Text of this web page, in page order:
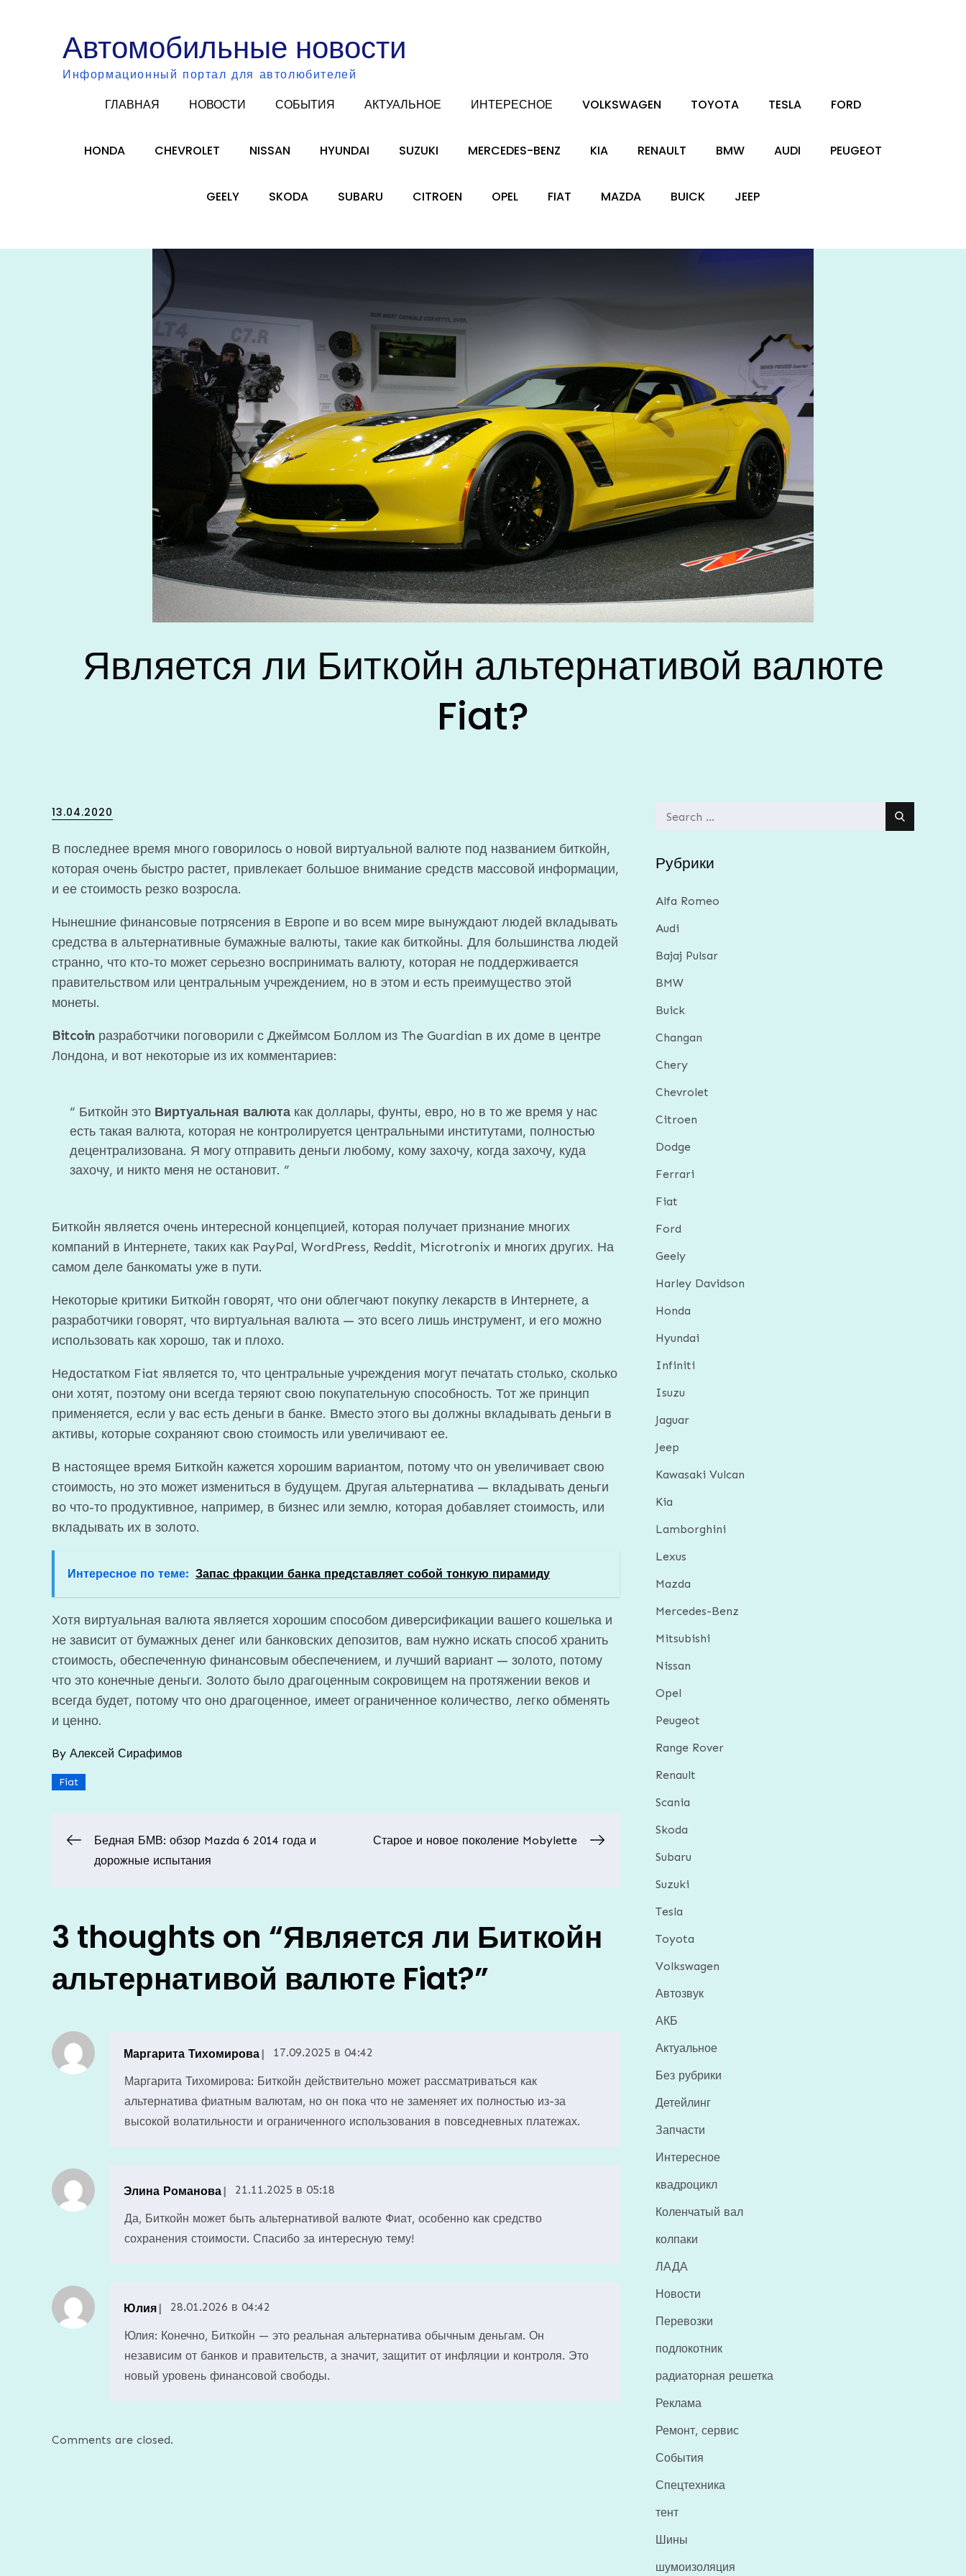
Автомобильные новости
Информационный портал для автолюбителей
ГЛАВНАЯ НОВОСТИ СОБЫТИЯ АКТУАЛЬНОЕ ИНТЕРЕСНОЕ VOLKSWAGEN TOYOTA TESLA FORD
HONDA CHEVROLET NISSAN HYUNDAI SUZUKI MERCEDES-BENZ KIA RENAULT BMW AUDI PEUGEOT
GEELY SKODA SUBARU CITROEN OPEL FIAT MAZDA BUICK JEEP
Является ли Биткойн альтернативой валюте
Fiat?
Posted
13.04.2020
В последнее время много говорилось о новой виртуальной валюте под названием биткойн,
которая очень быстро растет, привлекает большое внимание средств массовой информации,
и ее стоимость резко возросла.
Нынешние финансовые потрясения в Европе и во всем мире вынуждают людей вкладывать
средства в альтернативные бумажные валюты, такие как биткойны. Для большинства людей
странно, что кто-то может серьезно воспринимать валюту, которая не поддерживается
правительством или центральным учреждением, но в этом и есть преимущество этой
монеты.
Bitcoin разработчики поговорили с Джеймсом Боллом из The Guardian в их доме в центре
Лондона, и вот некоторые из их комментариев:
Биткойн это Виртуальная валюта как доллары, фунты, евро, но в то же время у нас
есть такая валюта, которая не контролируется центральными институтами, полностью
децентрализована. Я могу отправить деньги любому, кому захочу, когда захочу, куда
захочу, и никто меня не остановит.
Биткойн является очень интересной концепцией, которая получает признание многих
компаний в Интернете, таких как PayPal, WordPress, Reddit, Microtronix и многих других. На
самом деле банкоматы уже в пути.
Некоторые критики Биткойн говорят, что они облегчают покупку лекарств в Интернете, а
разработчики говорят, что виртуальная валюта — это всего лишь инструмент, и его можно
использовать как хорошо, так и плохо.
Недостатком Fiat является то, что центральные учреждения могут печатать столько, сколько
они хотят, поэтому они всегда теряют свою покупательную способность. Тот же принцип
применяется, если у вас есть деньги в банке. Вместо этого вы должны вкладывать деньги в
активы, которые сохраняют свою стоимость или увеличивают ее.
В настоящее время Биткойн кажется хорошим вариантом, потому что он увеличивает свою
стоимость, но это может измениться в будущем. Другая альтернатива — вкладывать деньги
во что-то продуктивное, например, в бизнес или землю, которая добавляет стоимость, или
вкладывать их в золото.
Интересное по теме: Запас фракции банка представляет собой тонкую пирамиду
Хотя виртуальная валюта является хорошим способом диверсификации вашего кошелька и
не зависит от бумажных денег или банковских депозитов, вам нужно искать способ хранить
стоимость, обеспеченную финансовым обеспечением, и лучший вариант — золото, потому
что это конечные деньги. Золото было драгоценным сокровищем на протяжении веков и
всегда будет, потому что оно драгоценное, имеет ограниченное количество, легко обменять
и ценно.
By Алексей Сирафимов
Fiat
Навигация
записям
Бедная БМВ: обзор Mazda 6 2014 года и
дорожные испытания
Старое и новое поколение Mobylette
3 thoughts on “Является ли Биткойн
альтернативой валюте Fiat?”
Маргарита Тихомирова 17.09.2025 в 04:42
Маргарита Тихомирова: Биткойн действительно может рассматриваться как
альтернатива фиатным валютам, но он пока что не заменяет их полностью из-за
высокой волатильности и ограниченного использования в повседневных платежах.
Элина Романова 21.11.2025 в 05:18
Да, Биткойн может быть альтернативой валюте Фиат, особенно как средство
сохранения стоимости. Спасибо за интересную тему!
Юлия 28.01.2026 в 04:42
Юлия: Конечно, Биткойн — это реальная альтернатива обычным деньгам. Он
независим от банков и правительств, а значит, защитит от инфляции и контроля. Это
новый уровень финансовой свободы.
Comments are closed.
Search
Рубрики
Alfa Romeo
Audi
Bajaj Pulsar
BMW
Buick
Changan
Chery
Chevrolet
Citroen
Dodge
Ferrari
Fiat
Ford
Geely
Harley Davidson
Honda
Hyundai
Infiniti
Isuzu
Jaguar
Jeep
Kawasaki Vulcan
Kia
Lamborghini
Lexus
Mazda
Mercedes-Benz
Mitsubishi
Nissan
Opel
Peugeot
Range Rover
Renault
Scania
Skoda
Subaru
Suzuki
Tesla
Toyota
Volkswagen
Автозвук
АКБ
Актуальное
Без рубрики
Детейлинг
Запчасти
Интересное
квадроцикл
Коленчатый вал
колпаки
ЛАДА
Новости
Перевозки
подлокотник
радиаторная решетка
Реклама
Ремонт, сервис
События
Спецтехника
тент
Шины
шумоизоляция